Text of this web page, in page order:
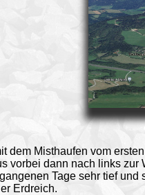
dem Misthaufen vom
vorbei dann nach links zur
Tage sehr tief und
Erdreich.